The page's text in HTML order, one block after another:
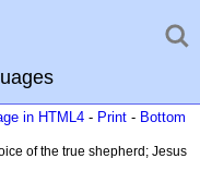
in HTML4 - Print - Bottom
of the true shepherd; Jesus